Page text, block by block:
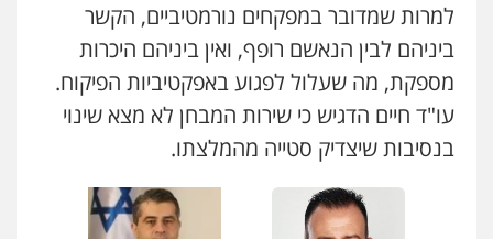
מנשה, אלמוג – עורכי דין
פלילי עבירות תנועה צווארון לבן תעבורה
עורכי דין לענייני אסירים
0546470989
ויקי שמואל – משרד עו"ד
פלילי משפט פלילי
0528959600
למרות שמדובר במפקחים נורמטיביים, הקשר
ביניהם לבין הנאשם רופף, ואין ביניהם היכרות
מספקת, מה שעלול לפגוע באפקטיביות הפיקוח.
עו"ד חיים הדגיש כי שירות המבחן לא מצא שינוי
בנסיבות שיצדיק סטייה מהמלצתו.